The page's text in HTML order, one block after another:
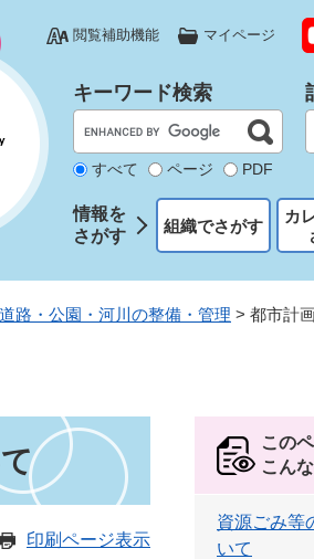
閲覧補助機能 マイページ
キーワード検索
すべて ページ PDF
情報を
さがす
組織でさがす
カ
道路・公園・河川の整備・管理 > 都市計
印刷ページ表示
この
こん
資源ごみ等
いて